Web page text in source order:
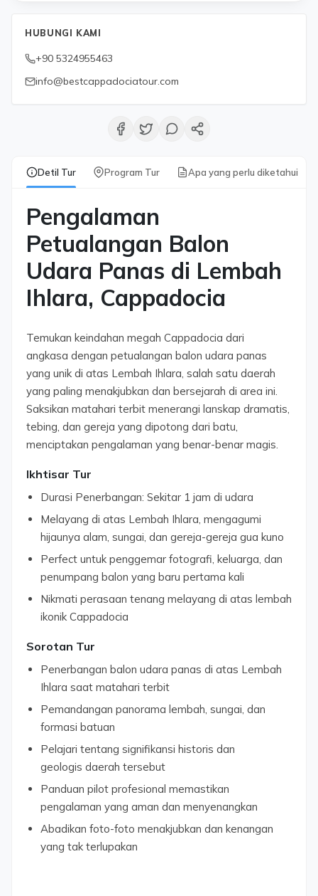
Detil Tur Program Tur Apa yang perlu diketahui
Pengalaman
Petualangan Balon
Udara Panas di Lembah
Ihlara, Cappadocia
Temukan keindahan megah Cappadocia dari
angkasa dengan petualangan balon udara panas
yang unik di atas Lembah Ihlara, salah satu daerah
yang paling menakjubkan dan bersejarah di area ini.
Saksikan matahari terbit menerangi lanskap dramatis,
tebing, dan gereja yang dipotong dari batu,
menciptakan pengalaman yang benar-benar magis.
Ikhtisar Tur
Durasi Penerbangan: Sekitar 1 jam di udara
Melayang di atas Lembah Ihlara, mengagumi
hijaunya alam, sungai, dan gereja-gereja gua kuno
Perfect untuk penggemar fotografi, keluarga, dan
penumpang balon yang baru pertama kali
Nikmati perasaan tenang melayang di atas lembah
ikonik Cappadocia
Sorotan Tur
Penerbangan balon udara panas di atas Lembah
Ihlara saat matahari terbit
Pemandangan panorama lembah, sungai, dan
formasi batuan
Pelajari tentang signifikansi historis dan
geologis daerah tersebut
Panduan pilot profesional memastikan
pengalaman yang aman dan menyenangkan
Abadikan foto-foto menakjubkan dan kenangan
yang tak terlupakan
HUBUNGI KAMI
+90 5324955463
info@bestcappadociatour.com